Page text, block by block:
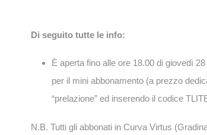
Di seguito tutte le info:
È aperta fino alle ore 18.00 di giovedì 28
per il mini abbonamento (a prezzo
“prelazione” ed inserendo il codice
N.B. Tutti gli abbonati in Curva Virtus